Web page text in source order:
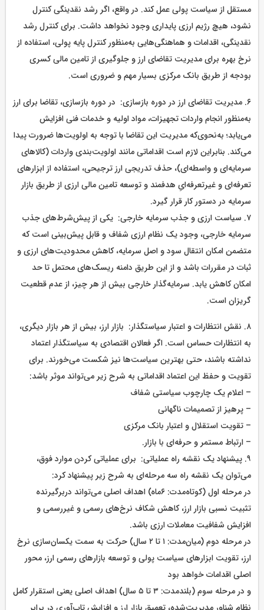
مستقل از سیاست پولی عمل کند. در واقع، اگر رشد نقدینگی کنترل
نشود، هیچ رژیم ارزی پایداری وجود نخواهد داشت. برای کنترل رشد
نقدینگی، اقدامات و هماهنگی‌هایی به‌منظور کنترل پایه پولی، استفاده از
نرخ بهره برای مدیریت تقاضای ارز و جلوگیری از تامین مالی کسری
بودجه از طریق بانک مرکزی بسیار مهم و ضروری است.
۶. مدیریت تقاضای ارز در دوره بازسازی: در دوره بازسازی، تقاضا برای ارز
به‌منظور انجام واردات تجهیزات، مواد اولیه و خدمات فنی افزایش
می‌یابد؛ به‌نحوی‌که مدیریت این تقاضا با توجه به اولویت‌ها ضرورت پیدا
می‌کند. بنابراین لازم است اقداماتی مانند اولویت‌‌بندی واردات (کالاهای
سرمایه‌ای و واسطه‌ای)، حذف تدریجی ارز ترجیحی، استفاده از ابزار‌های
تعرفه‌ای و غیرتعرفه‌ایِ هدفمند و توسعه تامین مالی ارزی از طریق بازار
سرمایه در دستور کار قرار گیرد.
۷. سیاست ارزی و جذب سرمایه خارجی: یکی از پیش‌شرط‌‌های جذب
سرمایه خارجی، وجود یک نظام ارزی شفاف و قابل پیش‌بینی است که
متضمن امکان انتقال سود و اصل سرمایه، کاهش محدودیت‌های ارزی و
ثبات در مقررات باشد و از این طریق دامنه ریسک‌های محتمل تا حد
امکان کاهش یابد. سرمایه‌گذار خارجی بیش از هر چیز، از عدم قطعیت
گریزان است.
۸. نقش انتظارات و اعتبار سیاستگذار: بازار ارز، بیش از هر بازار دیگری،
به انتظارات حساس است. اگر فعالان اقتصادی به سیاستگذار اعتماد
نداشته باشند، حتی بهترین سیاست‌ها نیز شکست می‌خورند. برای
تقویت و حفظ این اعتماد اقداماتی به شرح زیر می‌تواند موثر باشد:
– اعلام یک چارچوب سیاستی شفاف
– پرهیز از تصمیمات ناگهانی
– تقویت استقلال و اعتبار بانک مرکزی
– ارتباط مستمر و حرفه‌ای با بازار.
۹. پیشنهاد یک نقشه راه عملیاتی: برای عملیاتی کردن موارد فوق،
می‌توان یک نقشه راه سه‌ مرحله‌ای به شرح زیر پیشنهاد کرد:
در مرحله اول (کوتاه‌مدت: ۶ماه) اهداف اصلی می‌تواند دربرگیرنده
تثبیت نسبی بازار ارز، کاهش شکاف نرخ‌های رسمی و غیررسمی و
افزایش شفافیت معاملات ارزی باشد.
در مرحله دوم (میان‌مدت: ۱ تا ۲ سال) حرکت به سمت یکسان‌سازی نرخ
ارز، تقویت ابزار‌های سیاست پولی و توسعه بازار‌های رسمی ارز، محور
اصلی اقدامات خواهد بود
و در مرحله سوم (بلندمدت: ۳ تا ۵ سال) اهداف اصلی یعنی استقرار کامل